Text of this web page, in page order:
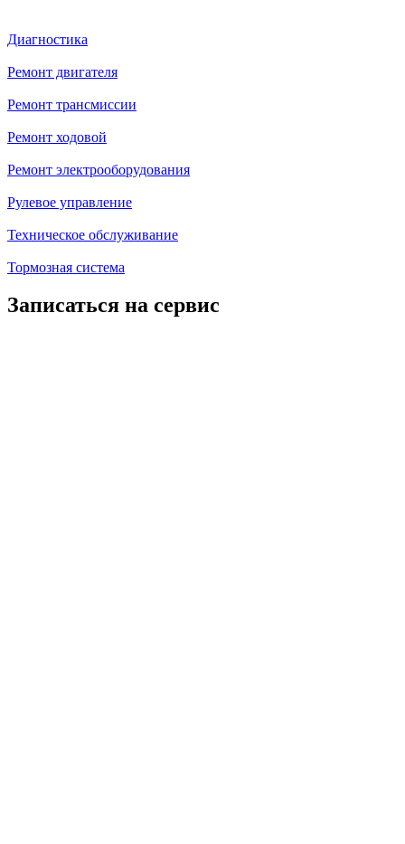
Диагностика
Ремонт двигателя
Ремонт трансмиссии
Ремонт ходовой
Ремонт электрооборудования
Рулевое управление
Техническое обслуживание
Тормозная система
Записаться на сервис